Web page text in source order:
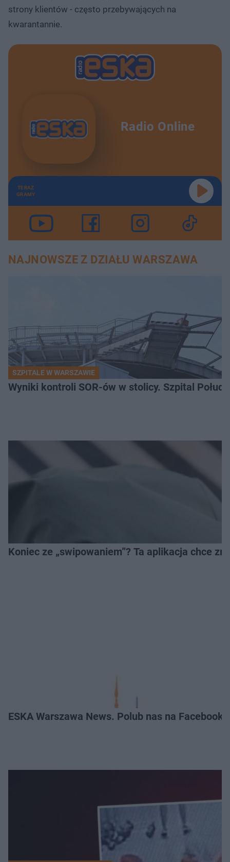
strony klientów - często przebywających na
kwarantannie.
Radio Online
TERAZ
GRAMY
NAJNOWSZE Z DZIAŁU WARSZAWA
SZPITALE W WARSZAWIE
Wyniki kontroli SOR-ów w stolicy. Szpital
Koniec ze „swipowaniem”? Ta aplikacja chce
ESKA Warszawa News. Polub nas na